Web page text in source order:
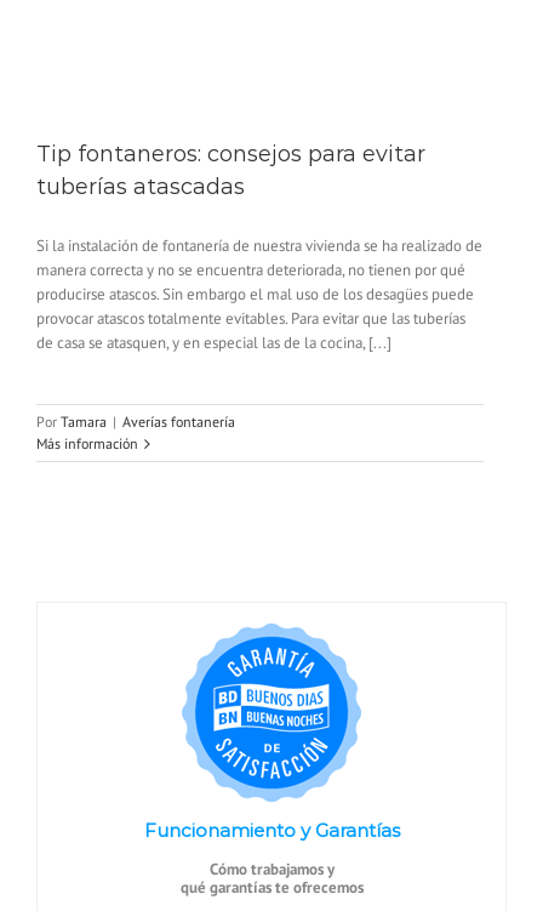
Tip fontaneros: consejos para evitar
tuberías atascadas
Si la instalación de fontanería de nuestra vivienda se ha realizado de
manera correcta y no se encuentra deteriorada, no tienen por qué
producirse atascos. Sin embargo el mal uso de los desagües puede
provocar atascos totalmente evitables. Para evitar que las tuberías
de casa se atasquen, y en especial las de la cocina, [...]
Por Tamara | Averías fontanería
Más información
Funcionamiento y Garantías
Cómo trabajamos y
qué garantías te ofrecemos